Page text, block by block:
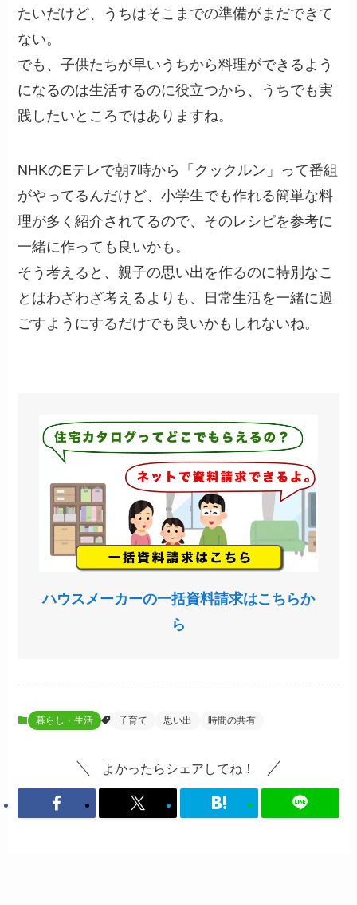
たいだけど、うちはそこまでの準備がまだできて
ない。
でも、子供たちが早いうちから料理ができるよう
になるのは生活するのに役立つから、うちでも実
践したいところではありますね。
NHKのEテレで朝7時から「クックルン」って番組
がやってるんだけど、小学生でも作れる簡単な料
理が多く紹介されてるので、そのレシピを参考に
一緒に作っても良いかも。
そう考えると、親子の思い出を作るのに特別なこ
とはわざわざ考えるよりも、日常生活を一緒に過
ごすようにするだけでも良いかもしれないね。
ハウスメーカーの一括資料請求はこちらか
ら
暮らし・生活 子育て 思い出 時間の共有
よかったらシェアしてね！